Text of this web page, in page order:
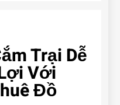
Trại Dễ
Với
Đồ